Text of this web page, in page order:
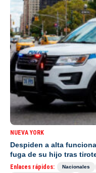
NUEVA YORK
Despiden a alta
fuga de su hijo tras
Enlaces rápidos: Nacionales